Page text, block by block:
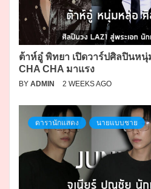
ต้าห์อู๋ พิทยา เปิดวาร์ปศิลปินหนุ่
CHA CHA มาแรง
BY ADMIN 2 WEEKS AGO
ดารานักแสดง นายแบบชาย